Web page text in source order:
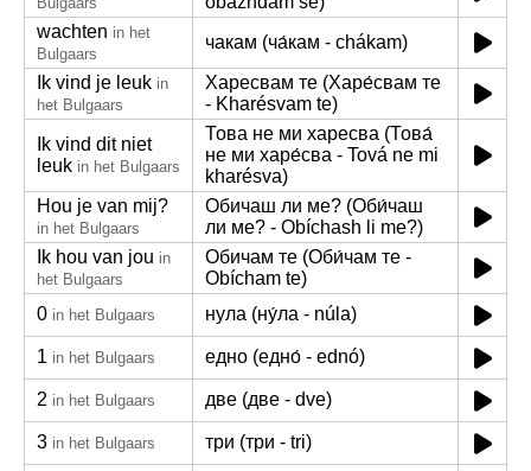
wachten in het
Bulgaars
чакам (ча́кам - chákam)
Ik vind je leuk in
het Bulgaars
Харесвам те (Харе́свам те
- Kharésvam te)
Ik vind dit niet
leuk in het Bulgaars
Това не ми харесва (Това́
не ми харе́сва - Tová ne mi
kharésva)
Hou je van mij?
in het Bulgaars
Обичаш ли ме? (Оби́чаш
ли ме? - Obíchash li me?)
Ik hou van jou in
het Bulgaars
Обичам те (Оби́чам те -
Obícham te)
0 in het Bulgaars нула (ну́ла - núla)
1 in het Bulgaars едно (едно́ - ednó)
2 in het Bulgaars две (две - dve)
3 in het Bulgaars три (три - tri)